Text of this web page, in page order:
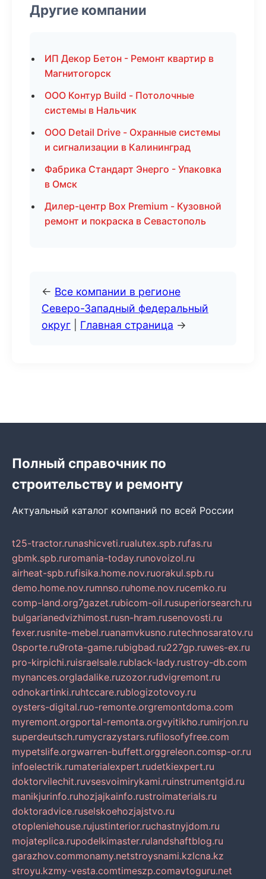
Другие компании
ИП Декор Бетон - Ремонт квартир в
Магнитогорск
ООО Контур Build - Потолочные
системы в Нальчик
ООО Detail Drive - Охранные системы
и сигнализации в Калининград
Фабрика Стандарт Энерго - Упаковка
в Омск
Дилер-центр Box Premium - Кузовной
ремонт и покраска в Севастополь
← Все компании в регионе
Северо-Западный федеральный
округ
Главная страница →
Полный справочник по
строительству и ремонту
Актуальный каталог компаний по всей России
t25-tractor.runashicveti.rualutex.spb.rufas.ru
gbmk.spb.ruromania-today.runovoizol.ru
airheat-spb.rufisika.home.nov.ruorakul.spb.ru
demo.home.nov.rumnso.ruhome.nov.rucemko.ru
comp-land.org7gazet.rubicom-oil.rusuperiorsearch.ru
bulgarianedvizhimost.rusn-hram.rusenovosti.ru
fexer.rusnite-mebel.ruanamvkusno.rutechnosaratov.ru
0sporte.ru9rota-game.rubigbad.ru227gp.ruwes-ex.ru
pro-kirpichi.ruisraelsale.rublack-lady.rustroy-db.com
mynances.orgladalike.ruzozor.rudvigremont.ru
odnokartinki.ruhtccare.rublogizotovoy.ru
oysters-digital.ruo-remonte.orgremontdoma.com
myremont.orgportal-remonta.orgvyitikho.rumirjon.ru
superdeutsch.rumycrazystars.rufilosofyfree.com
mypetslife.orgwarren-buffett.orggreleon.comsp-or.ru
infoelectrik.rumaterialexpert.rudetkiexpert.ru
doktorvilechit.ruvsesvoimirykami.ruinstrumentgid.ru
manikjurinfo.ruhozjajkainfo.rustroimaterials.ru
doktoradvice.ruselskoehozjajstvo.ru
otopleniehouse.rujustinterior.ruchastnyjdom.ru
mojateplica.rupodelkimaster.rulandshaftblog.ru
garazhov.commonamy.netstroysnami.kzlcna.kz
stroyu.kzmy-vesta.comtimeszp.comavtoguru.net